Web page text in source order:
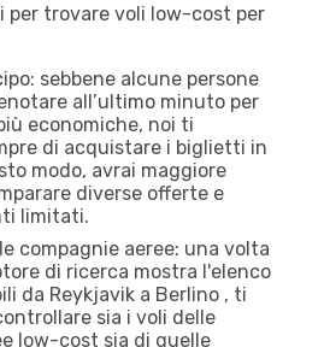
per trovare voli low-cost per
sebbene alcune persone
all’ultimo minuto per
economiche, noi ti
di acquistare i biglietti in
modo, avrai maggiore
diverse offerte e
limitati.
compagnie aeree: una volta
di ricerca mostra l'elenco
da Reykjavik a Berlino , ti
sia i voli delle
low-cost sia di quelle